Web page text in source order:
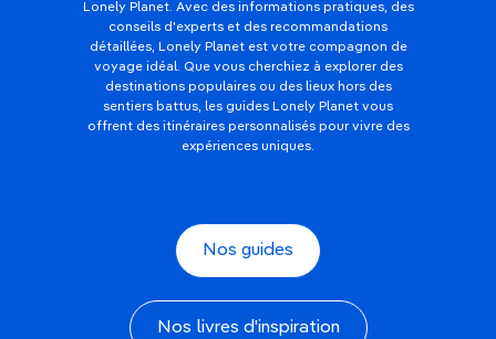
Lonely Planet. Avec des informations pratiques, des
conseils d'experts et des recommandations
détaillées, Lonely Planet est votre compagnon de
voyage idéal. Que vous cherchiez à explorer des
destinations populaires ou des lieux hors des
sentiers battus, les guides Lonely Planet vous
offrent des itinéraires personnalisés pour vivre des
expériences uniques.
Nos guides
Nos livres d'inspiration